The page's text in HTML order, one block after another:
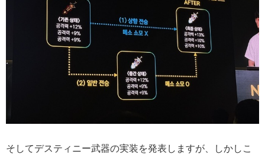
そしてデスティニー武器の実装を発表しますが、しかしこ